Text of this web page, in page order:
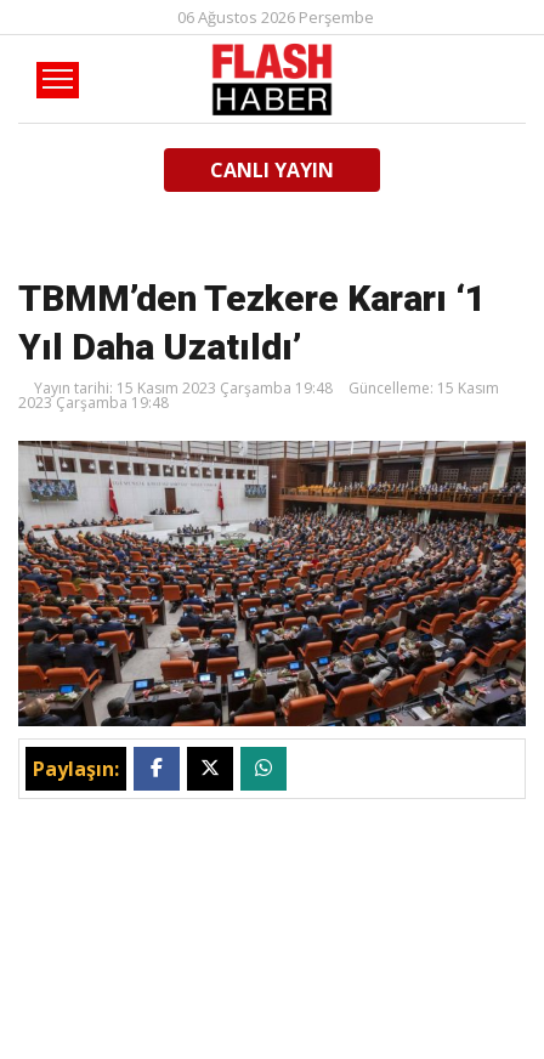
06 Ağustos 2026 Perşembe
CANLI YAYIN
TBMM’den Tezkere Kararı ‘1
Yıl Daha Uzatıldı’
Yayın tarihi: 15 Kasım 2023 Çarşamba 19:48 Güncelleme: 15 Kasım
2023 Çarşamba 19:48
Paylaşın: